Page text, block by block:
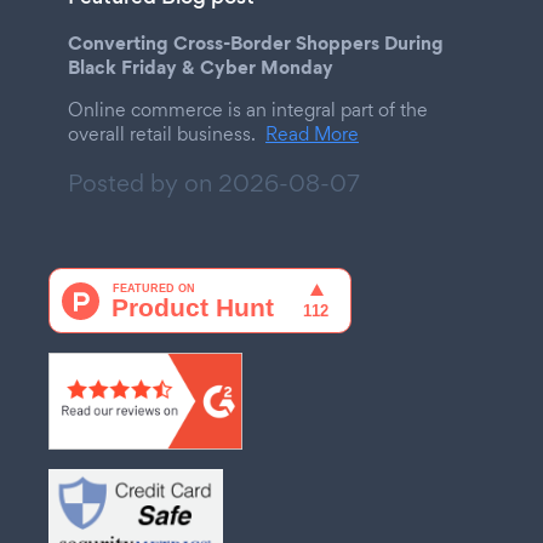
Converting Cross-Border Shoppers During
Black Friday & Cyber Monday
Online commerce is an integral part of the
overall retail business. Read More
Posted by on 2026-08-07